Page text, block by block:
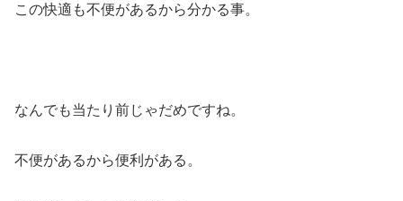
この快適も不便があるから分かる事。
なんでも当たり前じゃだめですね。
不便があるから便利がある。